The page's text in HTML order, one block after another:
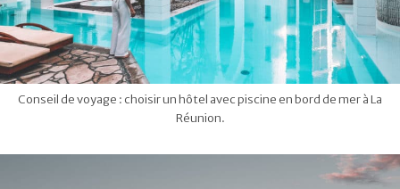
Conseil de voyage : choisir un hôtel avec piscine en bord de mer à La
Réunion.